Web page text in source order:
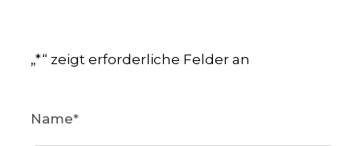
„*“ zeigt erforderliche Felder an
Name*